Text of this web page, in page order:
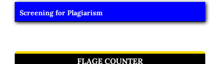
Screening for Plagiarism
FLAGE COUNTER